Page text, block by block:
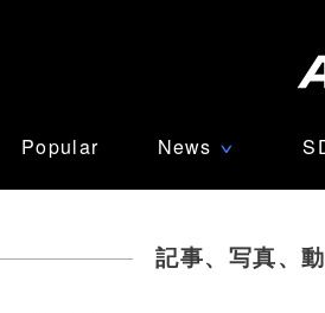
Popular News ∨
記事、写真、